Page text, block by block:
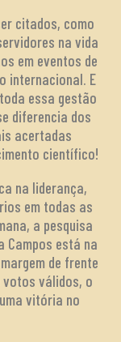
citados, como
na vida
em eventos de
internacional. E
essa gestão
diferencia dos
acertadas
científico!
na liderança,
em todas as
a pesquisa
Campos está na
de frente
votos válidos, o
vitória no